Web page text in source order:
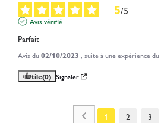
5/5
Avis vérifié
Parfait
Avis du02/10/2023 , suite à une expérience du
Utile(0) Signaler
1 2 3